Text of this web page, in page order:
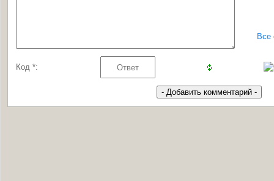
Все
Код *: